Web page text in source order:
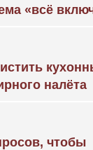
«всё
налёта
чтобы